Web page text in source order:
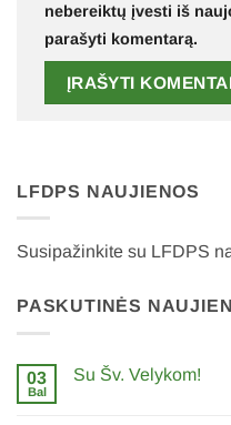
nebereiktų įvesti iš
parašyti komentarą.
LFDPS NAUJIENOS
Susipažinkite su LFDPS
PASKUTINĖS
03
Bal
Su Šv. Velykom!